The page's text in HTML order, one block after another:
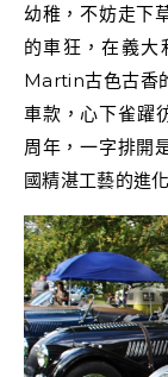
幼稚，不妨走下
的車狂，在義
Martin古色古香
車款，心下雀躍
周年，一字排開
國精湛工藝的進